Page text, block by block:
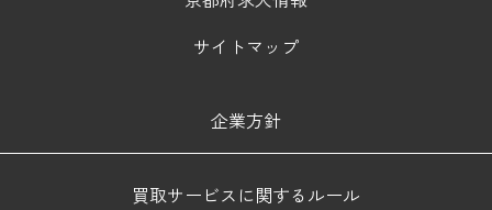
サイトマップ
企業方針
買取サービスに関するルール